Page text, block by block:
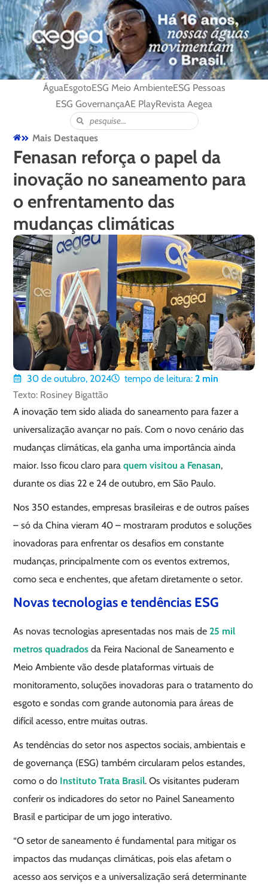
ÁguaEsgotoESG Meio AmbienteESG Pessoas
ESG GovernançaAE PlayRevista Aegea
Mais Destaques
Fenasan reforça o papel da
inovação no saneamento para
o enfrentamento das
mudanças climáticas
30 de outubro, 2024 tempo de leitura: 2 min
Texto: Rosiney Bigattão
A inovação tem sido aliada do saneamento para fazer a
universalização avançar no país. Com o novo cenário das
mudanças climáticas, ela ganha uma importância ainda
maior. Isso ficou claro paraquem visitou a Fenasan,
durante os dias 22 e 24 de outubro, em São Paulo.
Nos 350 estandes, empresas brasileiras e de outros países
– só da China vieram 40 – mostraram produtos e soluções
inovadoras para enfrentar os desafios em constante
mudanças, principalmente com os eventos extremos,
como seca e enchentes, que afetam diretamente o setor.
Novas tecnologias e tendências ESG
As novas tecnologias apresentadas nos mais de 25 mil
metros quadrados da Feira Nacional de Saneamento e
Meio Ambiente vão desde plataformas virtuais de
monitoramento, soluções inovadoras para o tratamento do
esgoto e sondas com grande autonomia para áreas de
difícil acesso, entre muitas outras.
As tendências do setor nos aspectos sociais, ambientais e
de governança (ESG) também circularam pelos estandes,
como o do Instituto Trata Brasil. Os visitantes puderam
conferir os indicadores do setor no Painel Saneamento
Brasil e participar de um jogo interativo.
“O setor de saneamento é fundamental para mitigar os
impactos das mudanças climáticas, pois elas afetam o
acesso aos serviços e a universalização será determinante